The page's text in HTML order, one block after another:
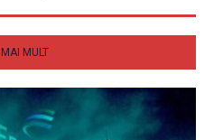
MULT